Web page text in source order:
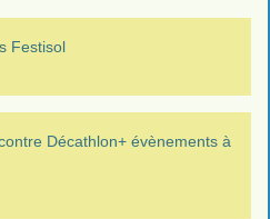
Festisol
Décathlon+ évènements à